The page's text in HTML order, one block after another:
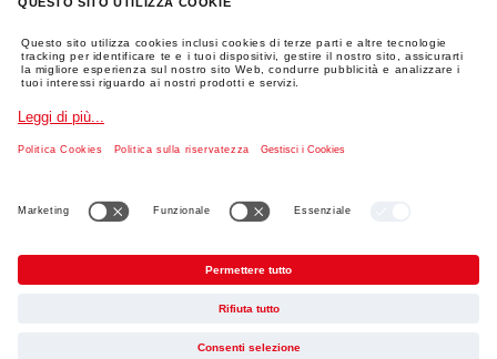
INFORMAZIONI LEGALI
Impronta
Protezione dei dati
AGBs